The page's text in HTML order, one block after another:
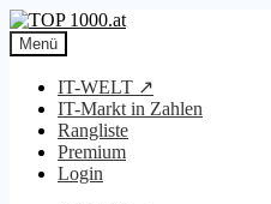
Zur
Navigation
springen
Zum
Inhalt
springen
Menü
IT-WELT ↗
IT-Markt in Zahlen
Rangliste
Premium
Login